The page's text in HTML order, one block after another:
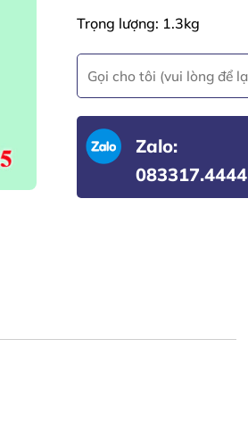
Trọng lượng: 1.3kg
Zalo:
083317.4444